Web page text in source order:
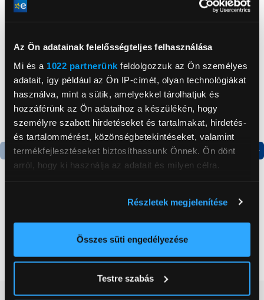
Az Ön adatainak felelősségteljes felhasználása
Mi és a 1022 partnerünk feldolgozzuk az Ön személyes
adatait, így például az Ön IP-címét, olyan technológiákat
használva, mint a sütik, amelyekkel tárolhatjuk és
hozzáférünk az Ön adataihoz a készülékén, hogy
személyre szabott hirdetéseket és tartalmakat, hirdetés-
és tartalommérést, közönségbetekintéseket, valamint
termékfejlesztéseket biztosíthassunk Önnek. Ön dönt
arról, hogy ki használja az adatait és milyen célra.
elhelyezkedéséről pár méteres pontossággal
Az Ön készülékén beazonosítása annak konkrét
módjairól és adja meg preferenciáit aRészletek
pontban. Bármikor módosíthatja vagy visszavonhatja a
Részletek megjelenítése
Összes süti engedélyezése
Testre szabás
Termék adatlap
Egyajtós hűtőszekrény
Termék adatlap
Xiaomi Redmi A5
3/64GB Okostelefon +
29 990 Ft
Vásárlói vélemények(0)